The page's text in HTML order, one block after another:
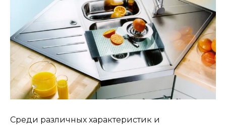
Среди различных характеристик и